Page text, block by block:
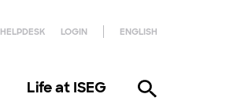
HELPDESK LOGIN ENGLISH
Life at ISEG